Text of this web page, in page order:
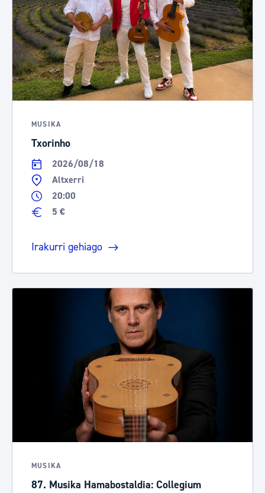
MUSIKA
Txorinho
2026/08/18
Altxerri
20:00
5 €
Irakurri gehiago
MUSIKA
87. Musika Hamabostaldia: Collegium